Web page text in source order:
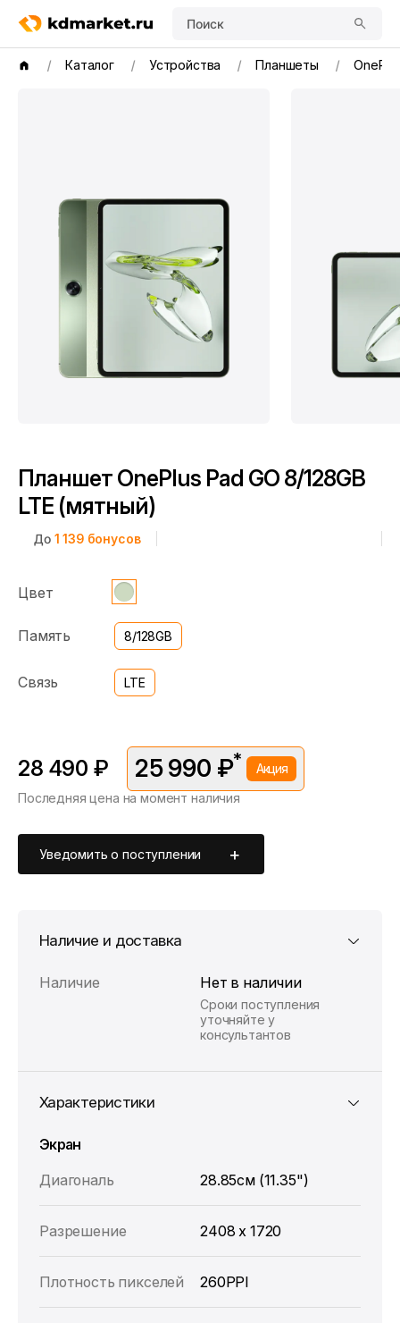
Поиск
Каталог Устройства Планшеты
Планшет OnePlus Pad GO 8/128GB
LTE (мятный)
До 1 139бонусов
Цвет
Память 8/128GB
Связь LTE
28 490 ₽ 25 990 ₽* Акция
*Скидка предоставляется в рамках временной акции.
Последняя цена на момент наличия
Уведомить о поступлении
Наличие и доставка
Наличие Нет в наличии
Сроки поступления
уточняйте у
консультантов
Характеристики
Экран
Диагональ
28.85см (11.35")
Разрешение 2408 x 1720
Плотность пикселей 260PPI